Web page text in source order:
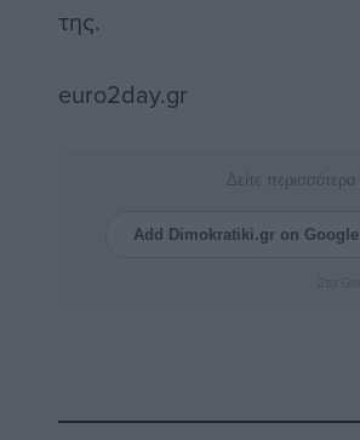
της.
euro2day.gr
Δείτε
Add Dimokratiki.gr on